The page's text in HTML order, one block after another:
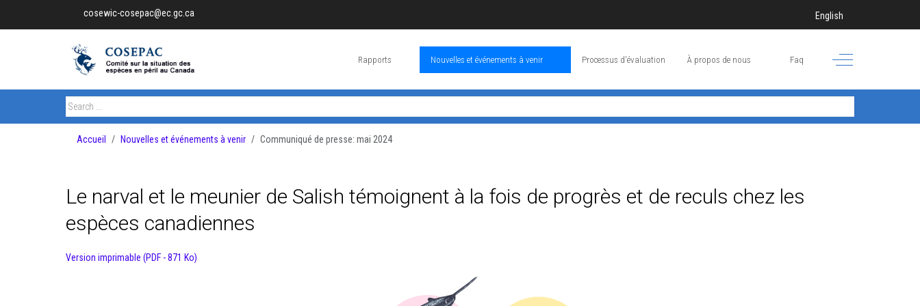
cosewic-cosepac@ec.gc.ca Sélectionnez votre langue
English
Rapports Nouvelles et événements à venir Processus d'évaluation À propos de nous Faq Off-Canvas Toggle
Accueil Nouvelles et événements à venir Communiqué de presse: mai 2024
Le narval et le meunier de Salish témoignent à la fois de progrès et de reculs chez les
espèces canadiennes
Version imprimable (PDF - 871 Ko)